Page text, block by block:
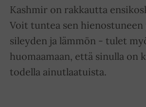
Kashmir on rakkautta
Voit tuntea sen hienostuneen
sileyden ja lämmön - tulet
huomaamaan, että sinulla on
todella ainutlaatuista.